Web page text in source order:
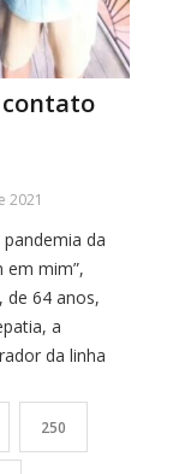
2021
da
em mim”,
de 64 anos,
a
da linha
250